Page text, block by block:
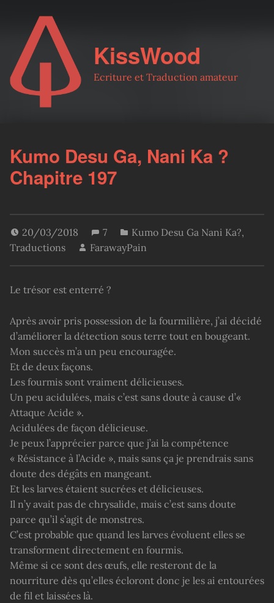
KissWood
Ecriture et Traduction amateur
Kumo Desu Ga, Nani Ka ?
Chapitre 197
20/03/2018 7 Kumo Desu Ga Nani Ka?,
Traductions
FarawayPain
Le trésor est enterré ?
Après avoir pris possession de la fourmilière, j’ai décidé
d’améliorer la détection sous terre tout en bougeant.
Mon succès m’a un peu encouragée.
Et de deux façons.
Les fourmis sont vraiment délicieuses.
Un peu acidulées, mais c’est sans doute à cause d’«
Attaque Acide ».
Acidulées de façon délicieuse.
Je peux l’apprécier parce que j’ai la compétence
« Résistance à l’Acide », mais sans ça je prendrais sans
doute des dégâts en mangeant.
Et les larves étaient sucrées et délicieuses.
Il n’y avait pas de chrysalide, mais c’est sans doute
parce qu’il s’agit de monstres.
C’est probable que quand les larves évoluent elles se
transforment directement en fourmis.
Même si ce sont des œufs, elle resteront de la
nourriture dès qu’elles écloront donc je les ai entourées
de fil et laissées là.